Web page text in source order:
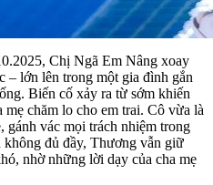
Chị Ngã Em Nâng xoay
– lớn lên trong một gia đình gắn
Biến cố xảy ra từ sớm khiến
chăm lo cho em trai. Cô vừa là
gánh vác mọi trách nhiệm trong
đủ đầy, Thương vẫn giữ
nhờ những lời dạy của cha mẹ